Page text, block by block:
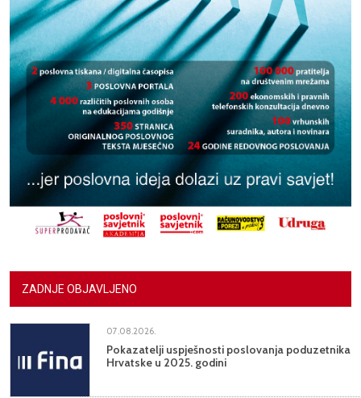
ZADNJE OBJAVLJENO
07.08.2026.
Pokazatelji uspješnosti poslovanja poduzetnika
Hrvatske u 2025. godini